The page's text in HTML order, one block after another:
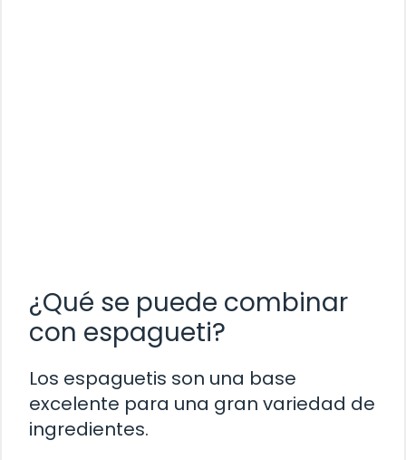
¿Qué se puede combinar
con espagueti?
Los espaguetis son una base
excelente para una gran variedad de
ingredientes.